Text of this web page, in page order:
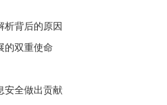
析背后的原因
的双重使命
安全做出贡献